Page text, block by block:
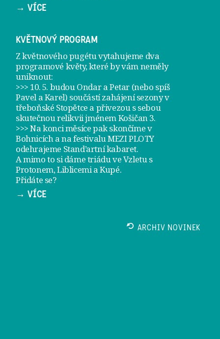
→ VÍCE
KVĚTNOVÝ PROGRAM
Z květnového pugétu vytahujeme dva
programové květy, které by vám neměly
uniknout:
>>> 10. 5. budou Ondar a Petar (nebo spíš
Pavel a Karel) součástí zahájení sezony v
třeboňské Stopětce a přivezou s sebou
skutečnou relikvii jménemKošičan 3.
>>> Na konci měsíce pak skončíme v
Bohnicích a na festivaluMEZI PLOTY
odehrajeme Stand’artní kabaret.
A mimo to si dámetriádu ve Vzletus
Protonem, Liblicemi a Kupé.
Přidáte se?
→ VÍCE
ARCHIV NOVINEK